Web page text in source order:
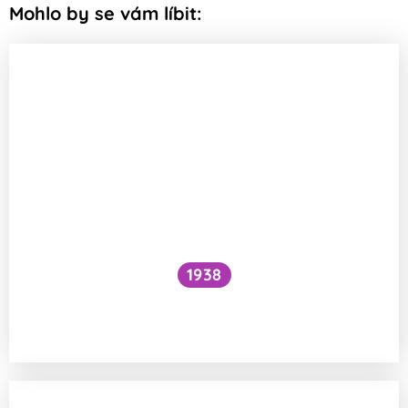
Mohlo by se vám líbit:
1938